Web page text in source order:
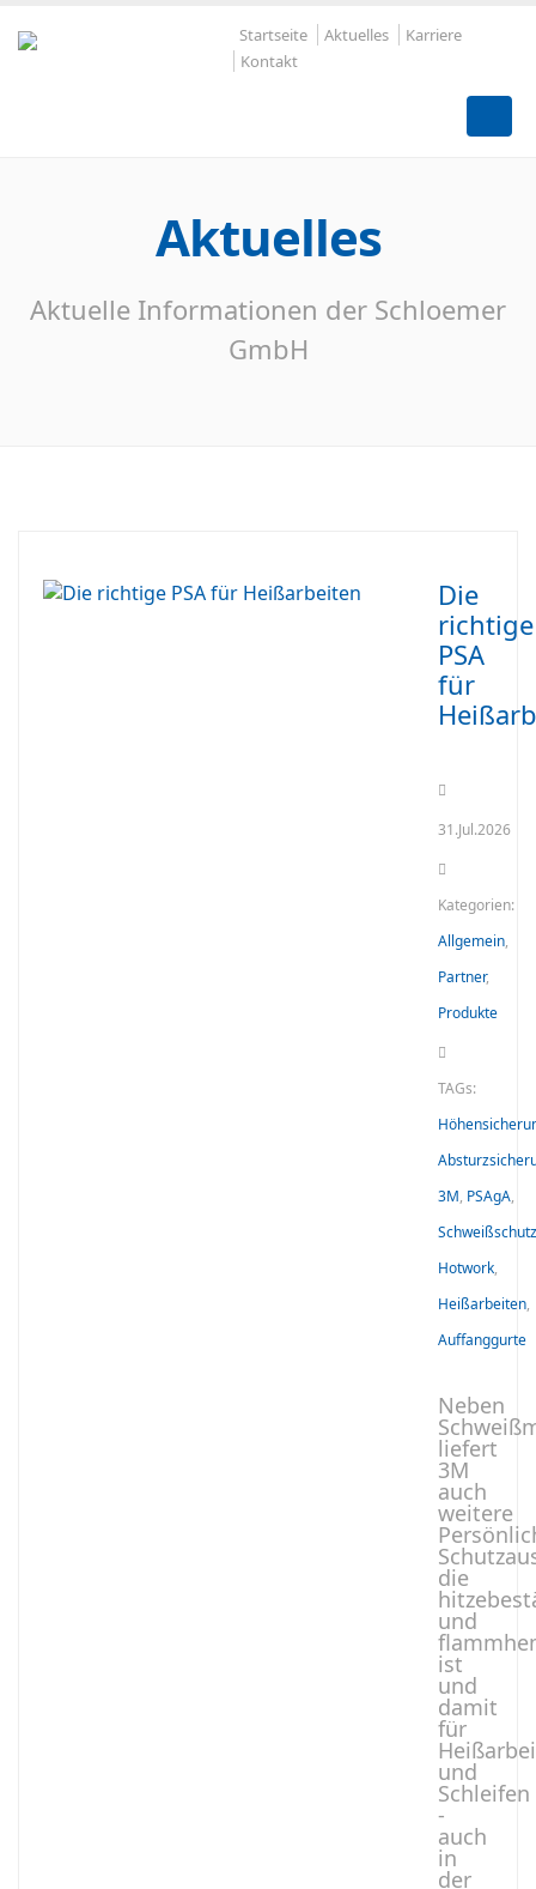
Startseite Aktuelles
Karriere
Kontakt
Aktuelles
Aktuelle Informationen der Schloemer
GmbH
Die
richtige
PSA
für
31.Jul.2026
Kategorien:
Allgemein,
Partner,
Produkte
TAGs:
3M, PSAgA,
Schweißschutz
Hotwork,
Heißarbeiten,
Auffanggurte
Neben
liefert
3M
auch
weitere
die
und
ist
und
damit
für
und
Schleifen
-
auch
in
der